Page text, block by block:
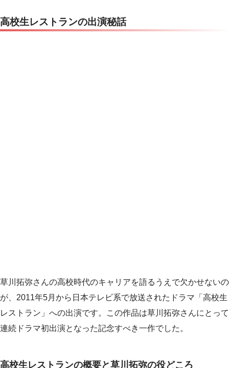
高校生レストランの出演秘話
草川拓弥さんの高校時代のキャリアを語るうえで欠かせないの
が、2011年5月から日本テレビ系で放送されたドラマ「高校生
レストラン」への出演です。この作品は草川拓弥さんにとって
連続ドラマ初出演となった記念すべき一作でした。
高校生レストランの概要と草川拓弥の役どころ